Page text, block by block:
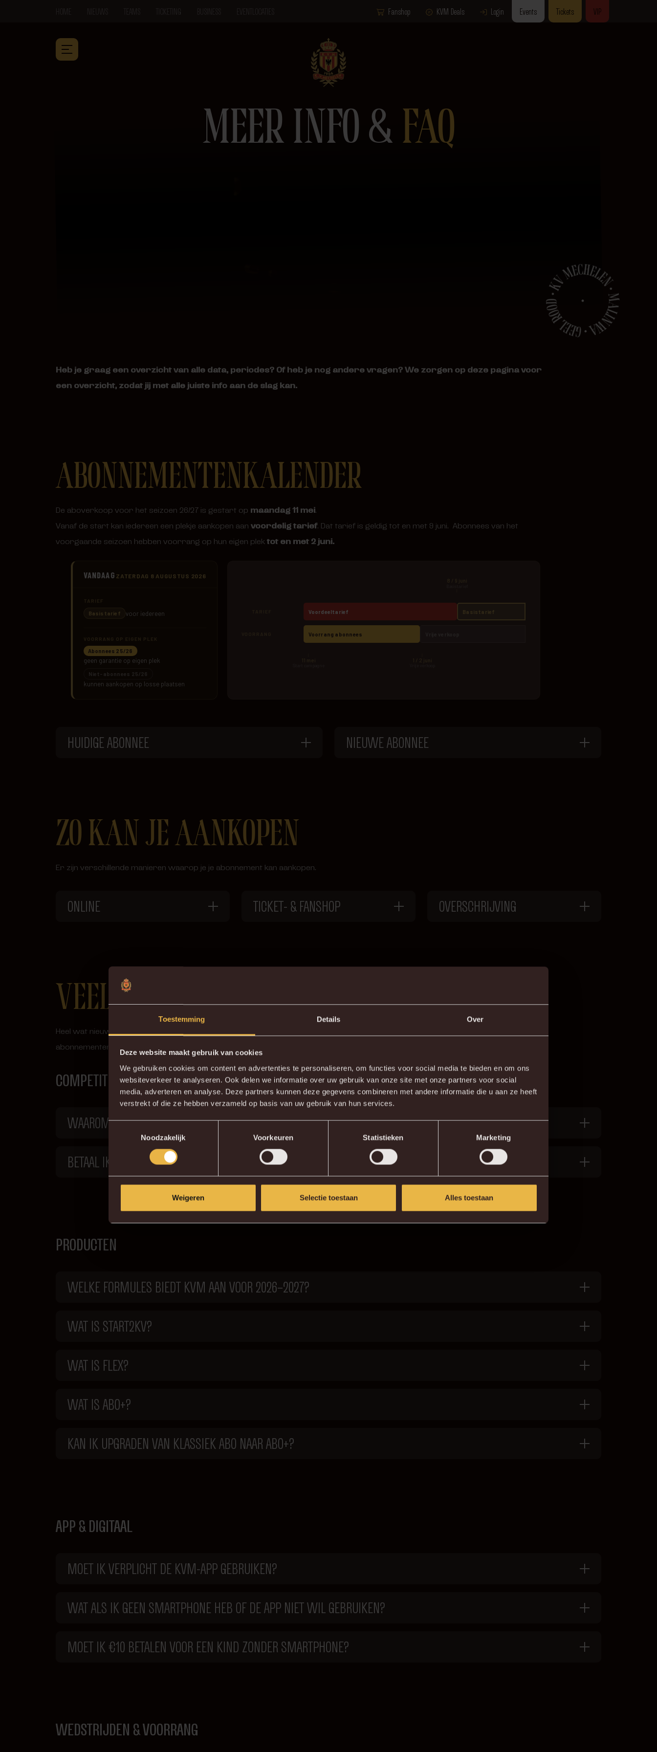
Toestemming Details Over
Deze website maakt gebruik van cookies
We gebruiken cookies om content en advertenties te personaliseren, om functies voor social media te bieden en om ons
websiteverkeer te analyseren. Ook delen we informatie over uw gebruik van onze site met onze partners voor social
media, adverteren en analyse. Deze partners kunnen deze gegevens combineren met andere informatie die u aan ze heeft
verstrekt of die ze hebben verzameld op basis van uw gebruik van hun services.
Noodzakelijk
Voorkeuren Statistieken Marketing
Weigeren Selectie toestaan Alles toestaan
Fanshop KVM Deals Login Events Tickets VIP
MEER INFO & FAQ
Heb je graag een overzicht van alle data, periodes? Of heb je nog andere vragen? We zorgen op deze pagina voor
een overzicht, zodat jij met alle juiste info aan de slag kan.
ABONNEMENTENKALENDER
De aboverkoop voor het seizoen 26/27 is gestart op maandag 11 mei.
Vanaf de start kan iedereen een plekje aankopen aan voordelig tarief. Dat tarief is geldig tot en met 9 juni. Abonnees van het
voorgaande seizoen hebben voorrang op hun eigen plektot en met 2 juni.
HUIDIGE ABONNEE NIEUWE ABONNEE
ZO KAN JE AANKOPEN
Er zijn verschillende manieren waarop je je abonnement kan aankopen.
ONLINE TICKET- & FANSHOP OVERSCHRIJVING
VEELGESTELDE VRAGEN
Heel wat nieuwe producten en ontwikkelingen bij Malinwa. We lijsten alle vragen die we anticipeerden en doorheen de
abonnementencampagne kregen voor je op.
COMPETITIEFORMAT
WAAROM ZIJN ER DIT SEIZOEN MAAR 17 THUISWEDSTRIJDEN?
BETAAL IK DIT SEIZOEN MEER OF MINDER DAN VORIG JAAR?
PRODUCTEN
WELKE FORMULES BIEDT KVM AAN VOOR 2026–2027?
WAT IS START2KV?
WAT IS FLEX?
WAT IS ABO+?
KAN IK UPGRADEN VAN KLASSIEK ABO NAAR ABO+?
APP & DIGITAAL
MOET IK VERPLICHT DE KVM-APP GEBRUIKEN?
WAT ALS IK GEEN SMARTPHONE HEB OF DE APP NIET WIL GEBRUIKEN?
MOET IK €10 BETALEN VOOR EEN KIND ZONDER SMARTPHONE?
WEDSTRIJDEN & VOORRANG